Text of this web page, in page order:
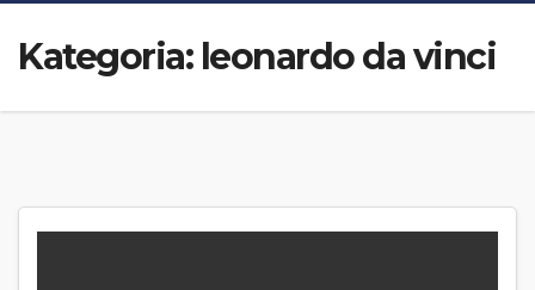
Kategoria: leonardo da vinci